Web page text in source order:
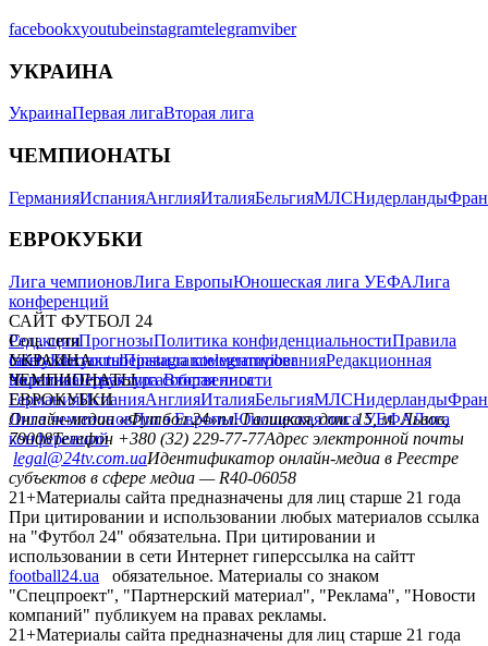
facebookxyoutubeinstagramtelegramviber
УКРАИНА
УкраинаПервая лигаВторая лига
ЧЕМПИОНАТЫ
ГерманияИспанияАнглияИталияБельгияМЛСНидерланды
ЕВРОКУБКИ
Лига чемпионовЛига ЕвропыЮношеская лига УЕФАЛига
конференций
САЙТ ФУТБОЛ 24
РедакцияПрогнозыПолитика конфиденциальностиПравила
сайтуКонтактыПравила комментированияРедакционная
политикаСтруктура собственности
Соц. сети
facebookxyoutubeinstagramtelegramviber
УКРАИНА
УкраинаПервая лигаВторая лига
ЧЕМПИОНАТЫ
ГерманияИспанияАнглияИталияБельгияМЛСНидерланды
ЕВРОКУБКИ
Лига чемпионовЛига ЕвропыЮношеская лига УЕФАЛига
конференций
Онлайн-медиа «Футбол 24»пл. Галицкая, дом. 15, м. Львов,
79008Телефон +380 (32) 229-77-77Адрес электронной почты
legal@24tv.com.uaИдентификатор онлайн-медиа в Реестре
субъектов в сфере медиа — R40-06058
21+Материалы сайта предназначены для лиц старше 21 года
При цитировании и использовании любых материалов ссылка
на "Футбол 24" обязательна. При цитировании и
использовании в сети Интернет гиперссылка на сайтт
football24.ua
обязательное. Материалы со знаком
"Спецпроект", "Партнерский материал", "Реклама", "Новости
компаний" публикуем на правах рекламы.
21+Материалы сайта предназначены для лиц старше 21 года